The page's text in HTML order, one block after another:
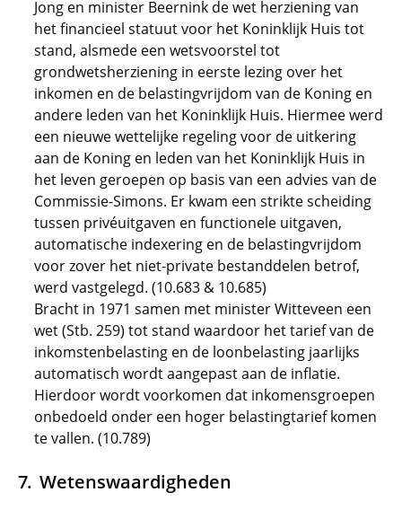
Jong en minister Beernink de wet herziening van
het financieel statuut voor het Koninklijk Huis tot
stand, alsmede een wetsvoorstel tot
grondwetsherziening in eerste lezing over het
inkomen en de belastingvrijdom van de Koning en
andere leden van het Koninklijk Huis. Hiermee werd
een nieuwe wettelijke regeling voor de uitkering
aan de Koning en leden van het Koninklijk Huis in
het leven geroepen op basis van een advies van de
Commissie-Simons. Er kwam een strikte scheiding
tussen privéuitgaven en functionele uitgaven,
automatische indexering en de belastingvrijdom
voor zover het niet-private bestanddelen betrof,
werd vastgelegd. (10.683 & 10.685)
Bracht in 1971 samen met minister Witteveen een
wet (Stb. 259) tot stand waardoor het tarief van de
inkomstenbelasting en de loonbelasting jaarlijks
automatisch wordt aangepast aan de inflatie.
Hierdoor wordt voorkomen dat inkomensgroepen
onbedoeld onder een hoger belastingtarief komen
te vallen. (10.789)
Wetenswaardigheden